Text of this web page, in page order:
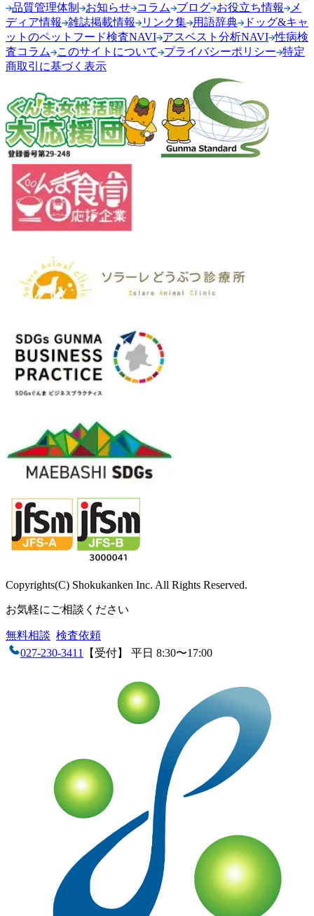
品質管理体制
お知らせ コラム ブログ お役立ち情報
メ
ディア情報
雑誌掲載情報 リンク集 用語辞典
ドッグ&キャ
ットのペットフード検査NAVI アスベスト分析NAVI 性病検
査コラム
このサイトについて プライバシーポリシー 特定
商取引に基づく表示
Copyrights(C) Shokukanken Inc. All Rights Reserved.
お気軽にご相談ください
無料相談 検査依頼
027-230-3411 【受付】 平日 8:30〜17:00